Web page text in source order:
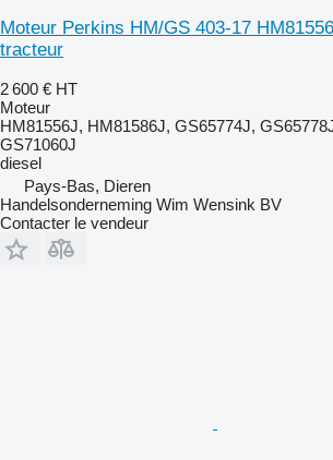
Moteur Perkins HM/GS 403-17
tracteur
2 600 € HT
Moteur
HM81556J, HM81586J, GS65774J,
GS71060J
diesel
Pays-Bas, Dieren
Handelsonderneming Wim Wensink BV
Contacter le vendeur